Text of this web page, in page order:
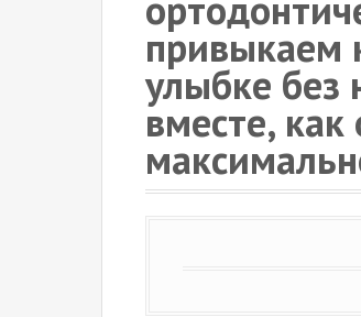
привыкаем
улыбке без
вместе, как